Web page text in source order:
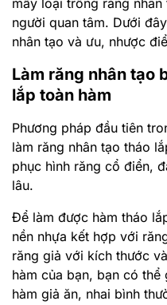
người quan tâm. Dưới
nhân tạo và ưu, nhược
Làm răng nhân tạo
lắp toàn hàm
Phương pháp đầu tiên
làm răng nhân tạo tháo
phục hình răng cổ điển,
lâu.
Để làm được hàm tháo
nền nhựa kết hợp với
răng giả với kích thước
hàm của bạn, bạn có
hàm giả ăn, nhai bình